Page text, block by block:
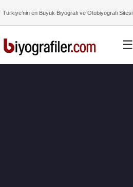
Türkiye’nin en Büyük Biyografi ve Otobiyografi Sitesi
☰